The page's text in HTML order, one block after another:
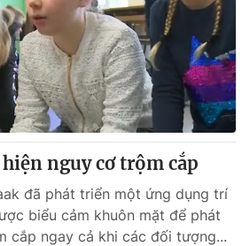
nguy cơ trộm cắp
đã phát triển một ứng dụng trí
biểu cảm khuôn mặt để phát
cắp ngay cả khi các đối tượng...